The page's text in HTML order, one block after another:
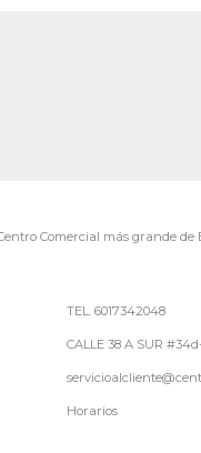
TEL. 6017342048
CALLE 38 A SUR
Horarios